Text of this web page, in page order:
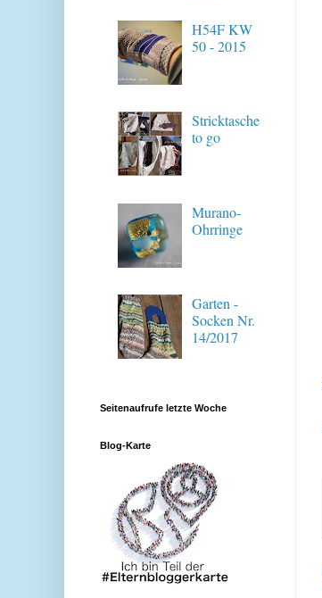
H54F KW
50 - 2015
Stricktasche
to go
Murano-
Ohrringe
Garten -
Socken Nr.
14/2017
Seitenaufrufe letzte Woche
Blog-Karte